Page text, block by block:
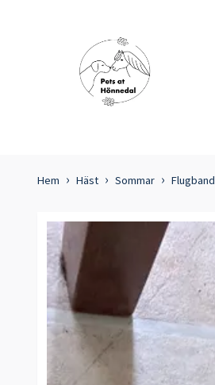
Hem Häst Sommar Flugband